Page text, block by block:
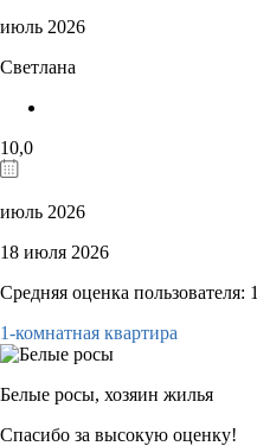
июль 2026
Светлана
10,0
июль 2026
18 июля 2026
Средняя оценка пользователя:
1-комнатная квартира
Белые росы, хозяин жилья
Спасибо за высокую оценку!